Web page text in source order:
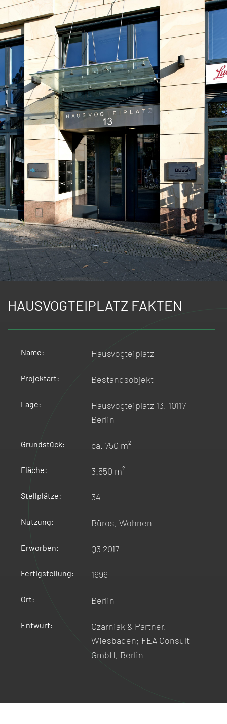
HAUSVOGTEIPLATZ FAKTEN
Name: Hausvogteiplatz
Projektart: Bestandsobjekt
Lage:
Hausvogteiplatz 13, 10117
Berlin
Grundstück: ca. 750 m²
Fläche: 3.550 m²
Stellplätze: 34
Nutzung: Büros, Wohnen
Erworben: Q3 2017
Fertigstellung: 1999
Ort: Berlin
Entwurf:
Czarniak & Partner,
Wiesbaden; FEA Consult
GmbH, Berlin